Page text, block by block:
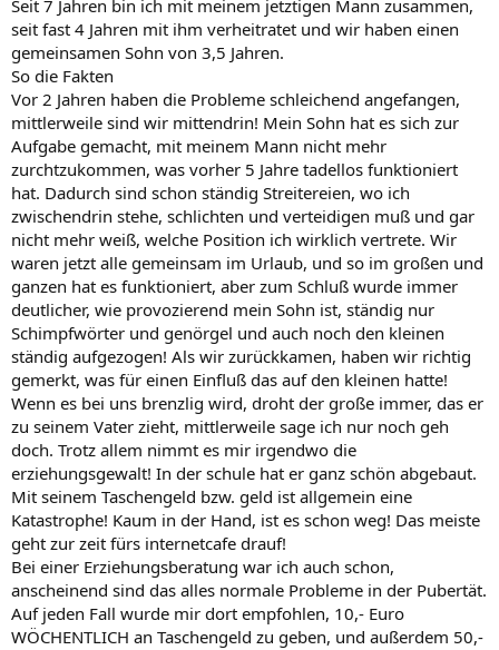
Seit 7 Jahren bin ich mit meinem jetztigen Mann zusammen,
seit fast 4 Jahren mit ihm verheitratet und wir haben einen
gemeinsamen Sohn von 3,5 Jahren.
So die Fakten
Vor 2 Jahren haben die Probleme schleichend angefangen,
mittlerweile sind wir mittendrin! Mein Sohn hat es sich zur
Aufgabe gemacht, mit meinem Mann nicht mehr
zurchtzukommen, was vorher 5 Jahre tadellos funktioniert
hat. Dadurch sind schon ständig Streitereien, wo ich
zwischendrin stehe, schlichten und verteidigen muß und gar
nicht mehr weiß, welche Position ich wirklich vertrete. Wir
waren jetzt alle gemeinsam im Urlaub, und so im großen und
ganzen hat es funktioniert, aber zum Schluß wurde immer
deutlicher, wie provozierend mein Sohn ist, ständig nur
Schimpfwörter und genörgel und auch noch den kleinen
ständig aufgezogen! Als wir zurückkamen, haben wir richtig
gemerkt, was für einen Einfluß das auf den kleinen hatte!
Wenn es bei uns brenzlig wird, droht der große immer, das er
zu seinem Vater zieht, mittlerweile sage ich nur noch geh
doch. Trotz allem nimmt es mir irgendwo die
erziehungsgewalt! In der schule hat er ganz schön abgebaut.
Mit seinem Taschengeld bzw. geld ist allgemein eine
Katastrophe! Kaum in der Hand, ist es schon weg! Das meiste
geht zur zeit fürs internetcafe drauf!
Bei einer Erziehungsberatung war ich auch schon,
anscheinend sind das alles normale Probleme in der Pubertät.
Auf jeden Fall wurde mir dort empfohlen, 10,- Euro
WÖCHENTLICH an Taschengeld zu geben, und außerdem 50,-